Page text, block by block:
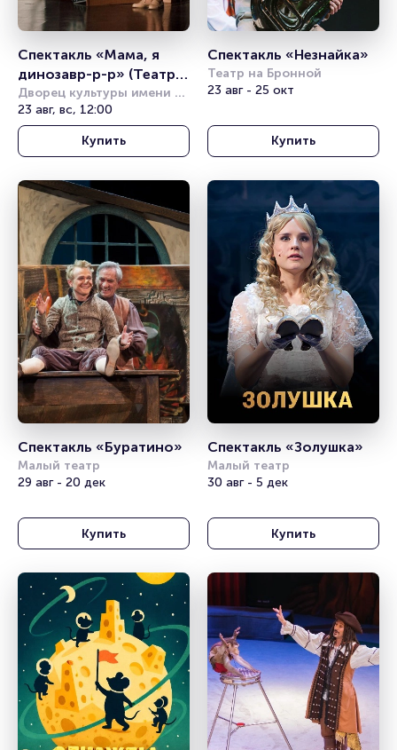
Спектакль «Мама, я
динозавр-р-р» (Театр
Комикс)
Дворец культуры имени
Горбунова
23 авг, вс, 12:00
Купить
Театр на Бронной
23 авг - 25 окт
Купить
Спектакль «Буратино»
Малый театр
29 авг - 20 дек
Купить
Спектакль «Золушка»
Малый театр
30 авг - 5 дек
Купить